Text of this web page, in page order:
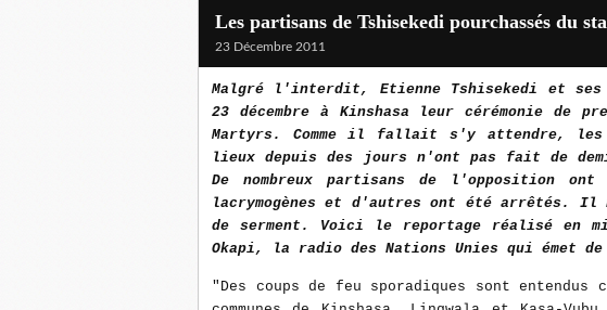
Les partisans de Tshisekedi pourchassés du
23 Décembre 2011
Malgré l'interdit, Etienne Tshisekedi et
23 décembre à Kinshasa leur cérémonie de
Martyrs. Comme il fallait s'y attendre, les
lieux depuis des jours n'ont pas fait de
De nombreux partisans de l'opposition
lacrymogènes et d'autres ont été arrêtés. Il
de serment. Voici le reportage réalisé en
Okapi, la radio des Nations Unies qui émet de
"Des coups de feu sporadiques sont entendus